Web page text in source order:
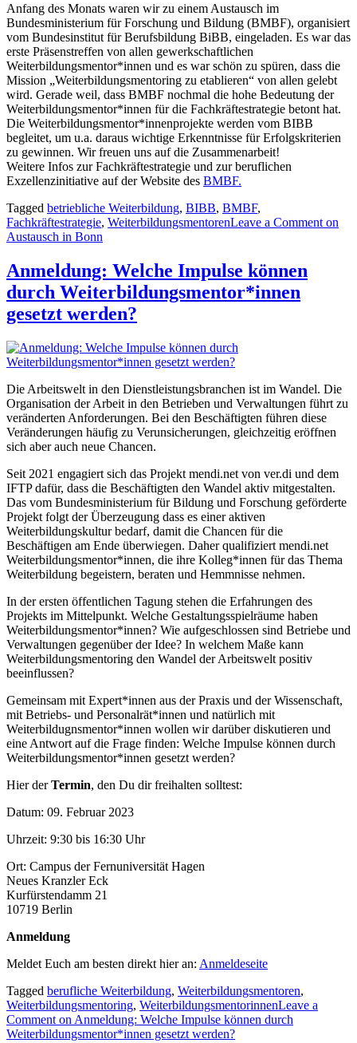
Anfang des Monats waren wir zu einem Austausch im
Bundesministerium für Forschung und Bildung (BMBF), organisiert
vom Bundesinstitut für Berufsbildung BiBB, eingeladen. Es war das
erste Präsenstreffen von allen gewerkschaftlichen
Weiterbildungsmentor*innen und es war schön zu spüren, dass die
Mission „Weiterbildungsmentoring zu etablieren“ von allen gelebt
wird. Gerade weil, dass BMBF nochmal die hohe Bedeutung der
Weiterbildungsmentor*innen für die Fachkräftestrategie betont hat.
Die Weiterbildungsmentor*innenprojekte werden vom BIBB
begleitet, um u.a. daraus wichtige Erkenntnisse für Erfolgskriterien
zu gewinnen. Wir freuen uns auf die Zusammenarbeit!
Weitere Infos zur Fachkräftestrategie und zur beruflichen
Exzellenzinitiative auf der Website des BMBF.
Tagged betriebliche Weiterbildung, BIBB, BMBF,
Fachkräftestrategie, WeiterbildungsmentorenLeave a Comment on
Austausch in Bonn
Anmeldung: Welche Impulse können
durch Weiterbildungsmentor*innen
gesetzt werden?
Die Arbeitswelt in den Dienstleistungsbranchen ist im Wandel. Die
Organisation der Arbeit in den Betrieben und Verwaltungen führt zu
veränderten Anforderungen. Bei den Beschäftigten führen diese
Veränderungen häufig zu Verunsicherungen, gleichzeitig eröffnen
sich aber auch neue Chancen.
Seit 2021 engagiert sich das Projekt mendi.net von ver.di und dem
IFTP dafür, dass die Beschäftigten den Wandel aktiv mitgestalten.
Das vom Bundesministerium für Bildung und Forschung geförderte
Projekt folgt der Überzeugung dass es einer aktiven
Weiterbildungskultur bedarf, damit die Chancen für die
Beschäftigen am Ende überwiegen. Daher qualifiziert mendi.net
Weiterbildungsmentor*innen, die ihre Kolleg*innen für das Thema
Weiterbildung begeistern, beraten und Hemmnisse nehmen.
In der ersten öffentlichen Tagung stehen die Erfahrungen des
Projekts im Mittelpunkt. Welche Gestaltungsspielräume haben
Weiterbildungsmentor*innen? Wie aufgeschlossen sind Betriebe und
Verwaltungen gegenüber der Idee? In welchem Maße kann
Weiterbildungsmentoring den Wandel der Arbeitswelt positiv
beeinflussen?
Gemeinsam mit Expert*innen aus der Praxis und der Wissenschaft,
mit Betriebs- und Personalrät*innen und natürlich mit
Weiterbildugnsmentor*innen wollen wir darüber diskutieren und
eine Antwort auf die Frage finden: Welche Impulse können durch
Weiterbildungsmentor*innen gesetzt werden?
Hier derTermin, den Du dir freihalten solltest:
Datum: 09. Februar 2023
Uhrzeit: 9:30 bis 16:30 Uhr
Ort: Campus der Fernuniversität Hagen
Neues Kranzler Eck
Kurfürstendamm 21
10719 Berlin
Anmeldung
Meldet Euch am besten direkt hier an: Anmeldeseite
Tagged berufliche Weiterbildung, Weiterbildungsmentoren,
Weiterbildungsmentoring, WeiterbildungsmentorinnenLeave a
Comment on Anmeldung: Welche Impulse können durch
Weiterbildungsmentor*innen gesetzt werden?